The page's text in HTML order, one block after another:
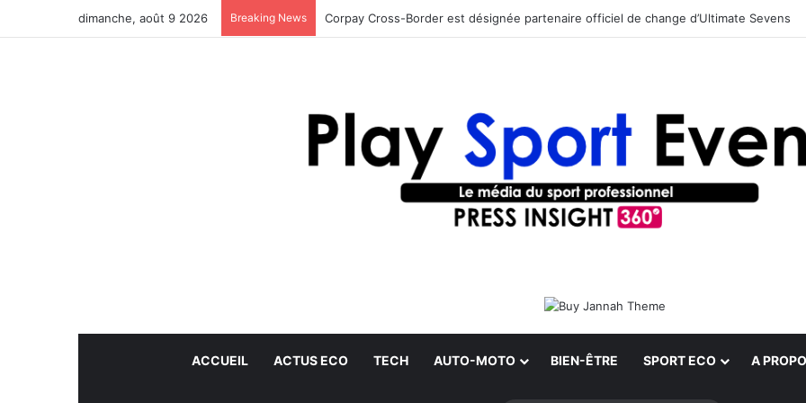
dimanche, août 9 2026 Breaking News Corpay Cross-Border est désignée partenaire officiel de change d’Ultimate Sevens
ACCUEIL ACTUS ECO TECH AUTO-MOTO BIEN-ÊTRE SPORT ECO A